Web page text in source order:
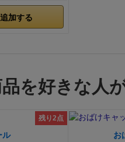
加する
を好きな人
残り2点
ル
お